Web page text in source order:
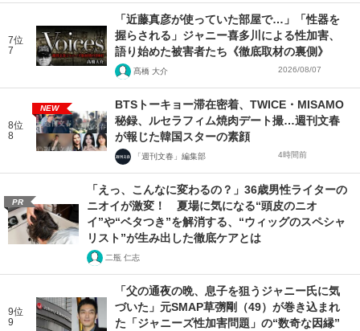
7位
7
「近藤真彦が使っていた部屋で…」「性器を
握らされる」ジャニー喜多川による性加害、
語り始めた被害者たち《徹底取材の裏側》
髙橋 大介 2026/08/07
8位
8
NEW
BTSトーキョー滞在密着、TWICE・MISAMO
秘録、ルセラフィム焼肉デート撮…週刊文春
が報じた韓国スターの素顔
「週刊文春」編集部 4時間前
PR
「えっ、こんなに変わるの？」36歳男性ライターの
ニオイが激変！ 夏場に気になる“頭皮のニオ
イ”や“ベタつき”を解消する、“ウィッグのスペシャ
リスト”が生み出した徹底ケアとは
二瓶 仁志
9位
9
「父の通夜の晩、息子を狙うジャニー氏に気
づいた」元SMAP草彅剛（49）が巻き込まれ
た「ジャニーズ性加害問題」の“数奇な因縁”